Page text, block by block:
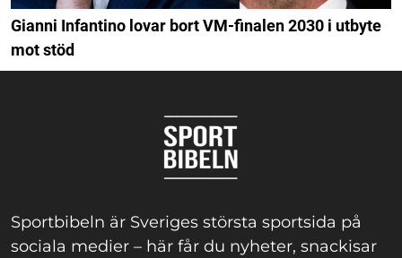
Gianni Infantino lovar bort VM-finalen 2030 i utbyte
mot stöd
Sportbibeln är Sveriges största sportsida på
sociala medier – här får du nyheter, snackisar